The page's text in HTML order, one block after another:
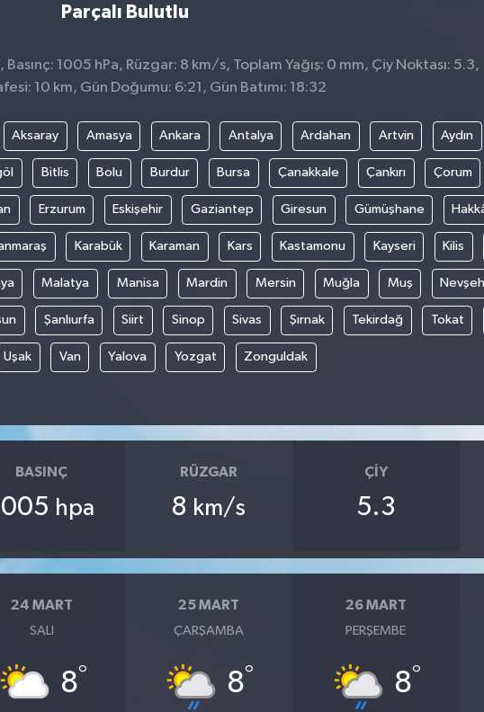
Parçalı Bulutlu
, Basınç: 1005 hPa, Rüzgar: 8 km/s, Toplam Yağış: 0 mm, Çiy Noktası: 5.3,
10 km, Gün Doğumu: 6:21, Gün Batımı: 18:32
Aksaray Amasya Ankara Antalya Ardahan Artvin Aydın
Bitlis Bolu Burdur Bursa Çanakkale Çankırı Çorum
Erzurum Eskişehir Gaziantep Giresun Gümüşhane
Karabük Karaman Kars Kastamonu Kayseri Kilis
Malatya Manisa Mardin Mersin Muğla Muş
Şanlıurfa Siirt Sinop Sivas Şırnak Tekirdağ Tokat
Uşak Van Yalova Yozgat Zonguldak
BASINÇ
hpa
RÜZGAR
8 km/s
ÇIY
5.3
24 MART
SALI
8°
25 MART
ÇARŞAMBA
8°
26 MART
PERŞEMBE
8°